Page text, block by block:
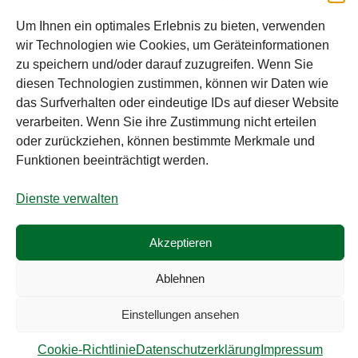
Um Ihnen ein optimales Erlebnis zu bieten, verwenden
wir Technologien wie Cookies, um Geräteinformationen
zu speichern und/oder darauf zuzugreifen. Wenn Sie
diesen Technologien zustimmen, können wir Daten wie
das Surfverhalten oder eindeutige IDs auf dieser Website
verarbeiten. Wenn Sie ihre Zustimmung nicht erteilen
oder zurückziehen, können bestimmte Merkmale und
Funktionen beeinträchtigt werden.
Dienste verwalten
Akzeptieren
Ablehnen
Einstellungen ansehen
Cookie-RichtlinieDatenschutzerklärung Impressum
Bei diesem Webshop handelt es sich um
einen B2B-Webshop
RAUCH – Ihr Experte aus Österreich für Waagen,
Eich- & Kalibrierservice, Sprühnebel-
Zerstäubungstechnik und Lebensmittelmaschinen.
Sämtliche Angebote der A. Rauch GmbH richten sich
nicht an Verbraucher, sondern ausschließlich an
gewerbliche Kunden, Institutionen, Kommunen usw.
aus Österreich, Deutschland und der Schweiz